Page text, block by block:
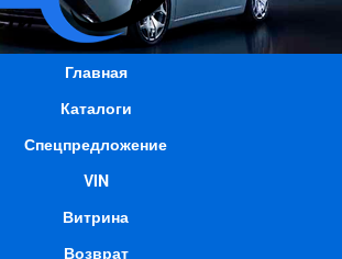
Главная
Каталоги
Спецпредложение
VIN
Витрина
Возврат